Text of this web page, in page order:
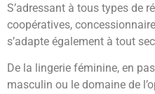
S’adressant à tous types de
coopératives,
s’adapte également à tout
De la lingerie féminine, en
masculin ou le domaine de